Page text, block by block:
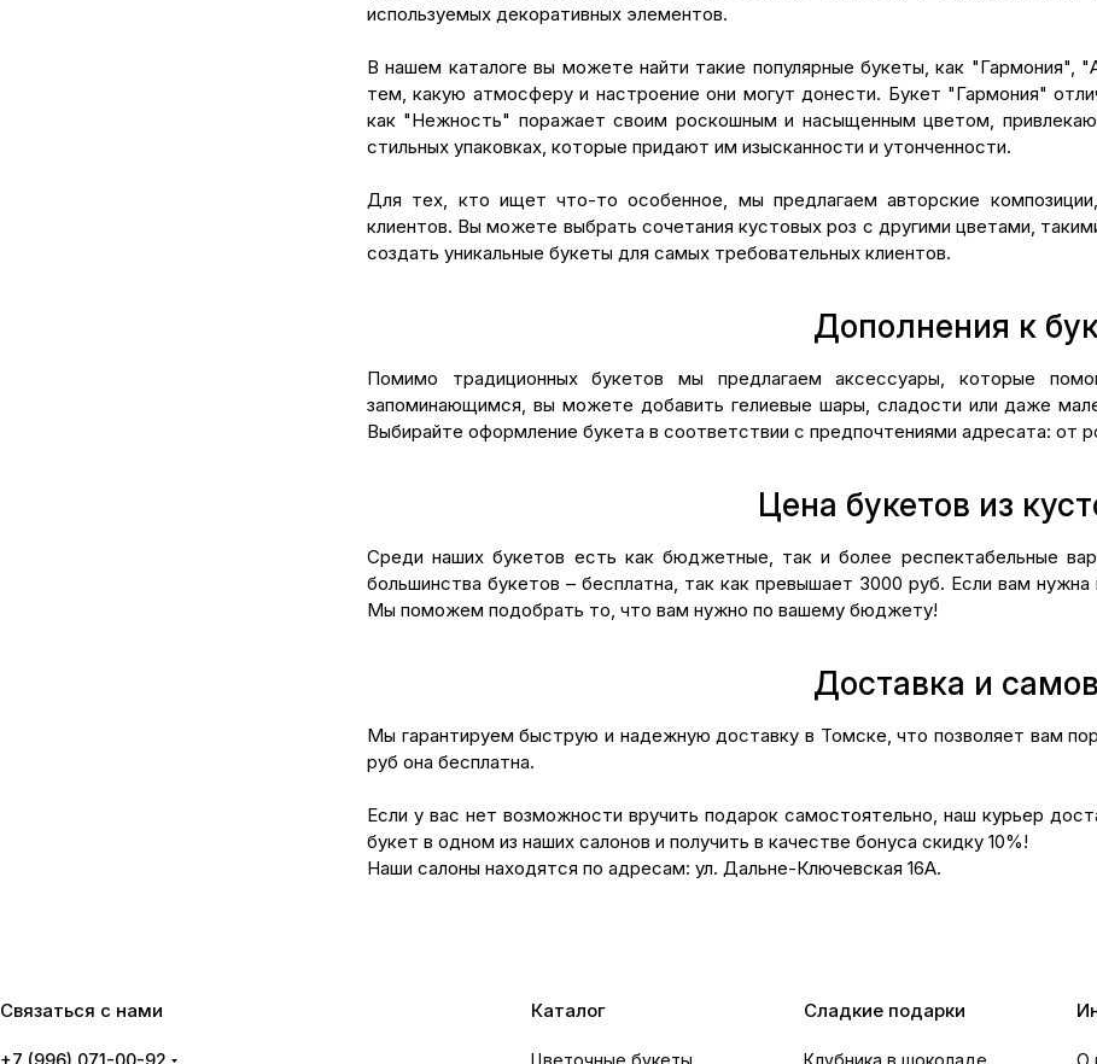
используемых декоративных элементов.
В нашем каталоге вы можете найти такие популярные букеты, как
тем, какую атмосферу и настроение они могут донести. Букет "Гармония"
как "Нежность" поражает своим роскошным и насыщенным цветом,
стильных упаковках, которые придают им изысканности и утонченности.
Для тех, кто ищет что-то особенное, мы предлагаем авторские
клиентов. Вы можете выбрать сочетания кустовых роз с другими цветами,
создать уникальные букеты для самых требовательных клиентов.
Дополнения к
Помимо традиционных букетов мы предлагаем аксессуары, которые
запоминающимся, вы можете добавить гелиевые шары, сладости или даже
Выбирайте оформление букета в соответствии с предпочтениями адресата: от
Цена букетов из
Среди наших букетов есть как бюджетные, так и более респектабельные
большинства букетов – бесплатна, так как превышает 3000 руб. Если вам
Мы поможем подобрать то, что вам нужно по вашему бюджету!
Доставка и
Мы гарантируем быструю и надежную доставку в Томске, что позволяет вам
руб она бесплатна.
Если у вас нет возможности вручить подарок самостоятельно, наш курьер
букет в одном из наших салонов и получить в качестве бонуса скидку 10%!
Наши салоны находятся по адресам: ул. Дальне-Ключевская 16А.
Связаться с нами
+7 (996) 071-00-92
Каталог
Цветочные букеты
Сладкие подарки
Клубника в шоколаде О